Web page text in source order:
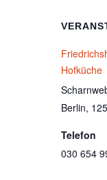
Hofküche
Berlin,
Telefon
030 654